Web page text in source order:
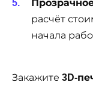
расчёт
начала
Закажите 3D-